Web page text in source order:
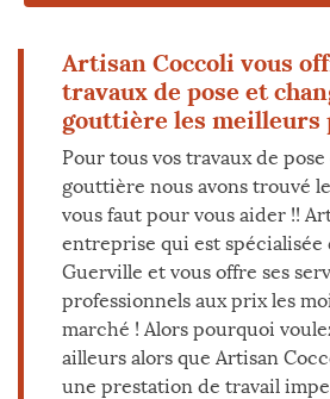
Artisan Coccoli vous
travaux de pose et
gouttière les meilleurs
Pour tous vos travaux de
gouttière nous avons trouvé
vous faut pour vous aider !!
entreprise qui est spécialisée
Guerville et vous offre ses
professionnels aux prix les
marché ! Alors pourquoi
ailleurs alors que Artisan
une prestation de travail